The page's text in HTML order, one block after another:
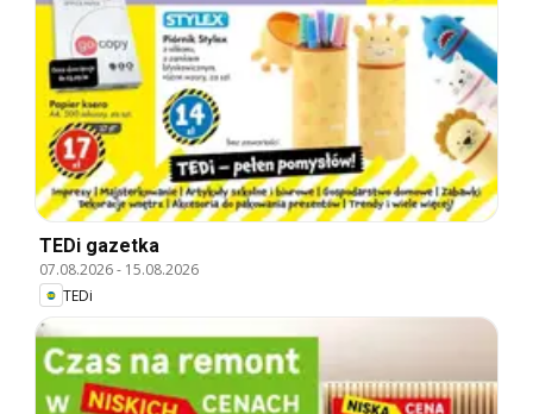
TEDi gazetka
07.08.2026- 15.08.2026
TEDi